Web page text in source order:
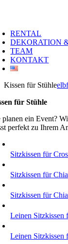
RENTAL
DEKORATION
TEAM
KONTAKT
Kissen für Stühle
für Stühle
planen ein Event?
perfekt zu Ihrem
Sitzkissen für
Sitzkissen für
Sitzkissen für
Leinen Sitzkissen
Leinen Sitzkissen